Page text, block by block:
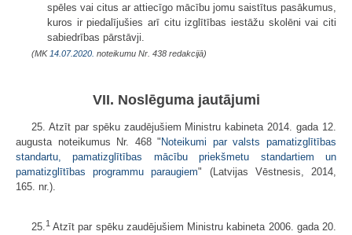
spēles vai citus ar attiecīgo mācību jomu saistītus pasākumus,
kuros ir piedalījušies arī citu izglītības iestāžu skolēni vai citi
sabiedrības pārstāvji.
(MK 14.07.2020. noteikumu Nr. 438 redakcijā)
VII. Noslēguma jautājumi
25. Atzīt par spēku zaudējušiem Ministru kabineta 2014. gada 12.
augusta noteikumus Nr. 468 " Noteikumi par valsts pamatizglītības
standartu, pamatizglītības mācību priekšmetu standartiem un
pamatizglītības programmu paraugiem" (Latvijas Vēstnesis, 2014,
165. nr.).
25.1 Atzīt par spēku zaudējušiem Ministru kabineta 2006. gada 20.